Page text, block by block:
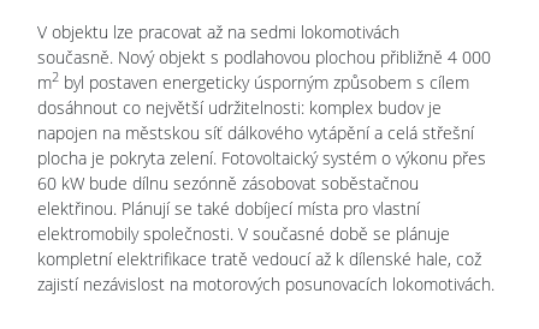
V objektu lze pracovat až na sedmi lokomotivách
současně. Nový objekt s podlahovou plochou přibližně 4 000
m2 byl postaven energeticky úsporným způsobem s cílem
dosáhnout co největší udržitelnosti: komplex budov je
napojen na městskou síť dálkového vytápění a celá střešní
plocha je pokryta zelení. Fotovoltaický systém o výkonu přes
60 kW bude dílnu sezónně zásobovat soběstačnou
elektřinou. Plánují se také dobíjecí místa pro vlastní
elektromobily společnosti. V současné době se plánuje
kompletní elektrifikace tratě vedoucí až k dílenské hale, což
zajistí nezávislost na motorových posunovacích lokomotivách.